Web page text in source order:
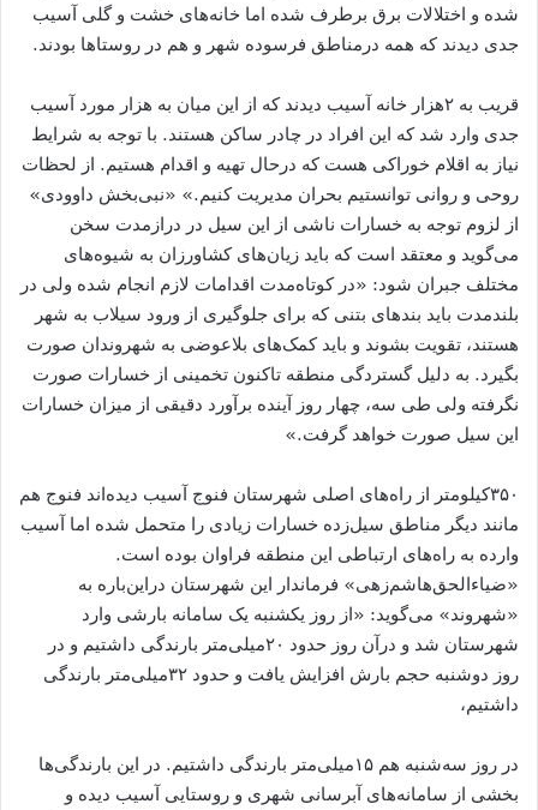
شده و اختلالات برق برطرف شده اما خانه‌های خشت و گلی آسیب
جدی دیدند که همه درمناطق فرسوده شهر و هم در روستاها بودند.
قریب به ۲هزار خانه آسیب دیدند که از این میان به‌ هزار مورد آسیب
جدی وارد شد که این افراد در چادر ساکن هستند. با توجه به شرایط
نیاز به اقلام خوراکی هست که درحال تهیه و اقدام هستیم. از لحظات
روحی و روانی توانستیم بحران مدیریت کنیم.» «نبی‌بخش داوودی»
از لزوم توجه به خسارات ناشی از این سیل در درازمدت سخن
می‌گوید و معتقد است که باید زیان‌های کشاورزان به شیوه‌های
مختلف جبران شود: «در کوتاه‌مدت اقدامات لازم انجام شده ولی در
بلندمدت باید بندهای بتنی که برای جلوگیری از ورود سیلاب به شهر
هستند، تقویت بشوند و باید کمک‌های بلاعوضی به شهروندان صورت
بگیرد. به دلیل گستردگی منطقه تاکنون تخمینی از خسارات صورت
نگرفته ولی طی سه، چهار روز آینده برآورد دقیقی از میزان خسارات
این سیل صورت خواهد گرفت.»
۳۵۰کیلومتر از راه‌های اصلی شهرستان فنوج آسیب دیده‌اند فنوج هم
مانند دیگر مناطق سیل‌زده خسارات زیادی را متحمل شده اما آسیب
وارده به راه‌های ارتباطی این منطقه فراوان بوده است.
«ضیاء‌الحق‌هاشم‌زهی» فرماندار این شهرستان دراین‌باره به
«شهروند» می‌گوید: «از روز یکشنبه یک سامانه بارشی وارد
شهرستان شد و درآن روز حدود ۲۰میلی‌متر بارندگی داشتیم و در
روز دوشنبه حجم بارش افزایش یافت و حدود ۳۲میلی‌متر بارندگی
داشتیم،
در روز سه‌شنبه هم ۱۵میلی‌متر بارندگی داشتیم. در این بارندگی‌ها
بخشی از سامانه‌های آبرسانی شهری و روستایی آسیب دیده و